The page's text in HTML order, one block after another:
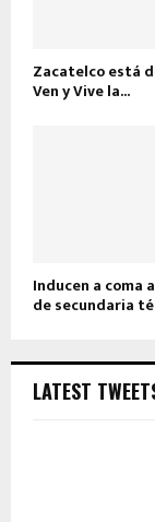
Zacatelco está
Ven y Vive la...
Inducen a coma
de secundaria
LATEST